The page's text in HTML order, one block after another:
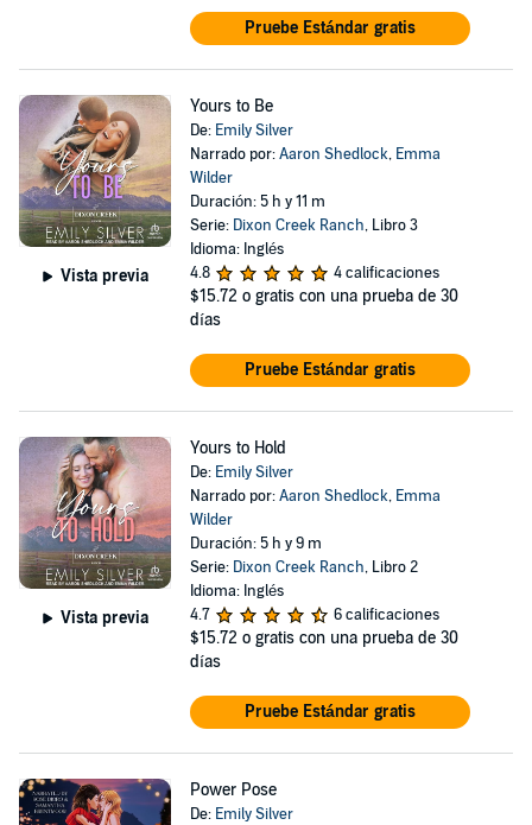
Pruebe Estándar gratis
Vista previa
Yours to Be
De: Emily Silver
Narrado por:Aaron Shedlock, Emma
Wilder
Duración: 5 h y 11 m
Serie: Dixon Creek Ranch, Libro 3
Idioma: Inglés
4.8
4 calificaciones
$15.72 o gratis con una prueba de 30
días
Pruebe Estándar gratis
Vista previa
Yours to Hold
De: Emily Silver
Narrado por:Aaron Shedlock, Emma
Wilder
Duración: 5 h y 9 m
Serie: Dixon Creek Ranch, Libro 2
Idioma: Inglés
4.7
6 calificaciones
$15.72 o gratis con una prueba de 30
días
Pruebe Estándar gratis
Power Pose
De: Emily Silver